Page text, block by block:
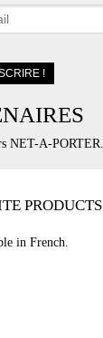
PRODUCTS
inFrench